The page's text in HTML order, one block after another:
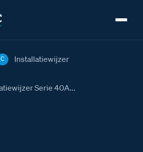
Serie 40A...
C Installatiewijzer